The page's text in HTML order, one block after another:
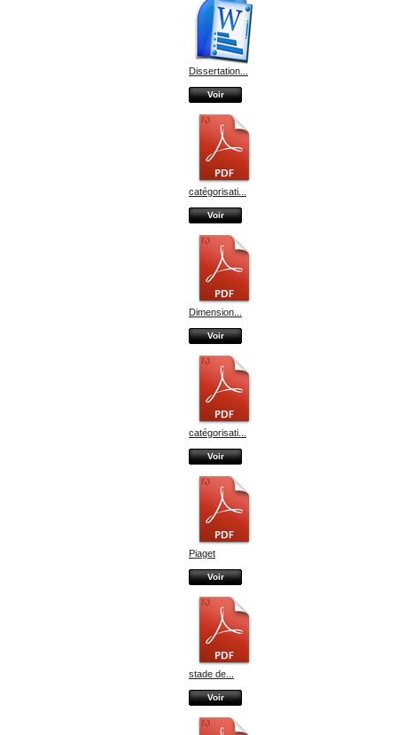
Dissertation...
Voir
catégorisati...
Voir
Dimension...
Voir
catégorisati...
Voir
Piaget
Voir
stade de...
Voir